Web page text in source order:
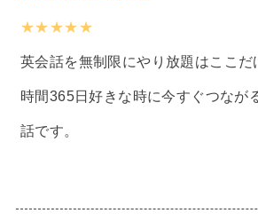
★★★★★
英会話を無制限にやり放題はここ
時間365日好きな時に今すぐつなが
話です。